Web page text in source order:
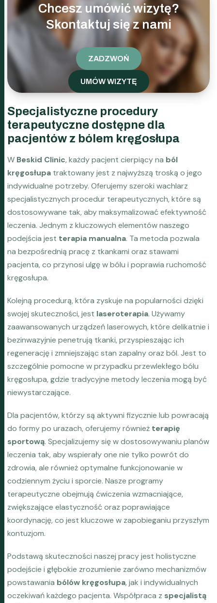
Chcesz umówić wizytę?
Skontaktuj się z nami
ZADZWOŃ
UMÓW WIZYTĘ
Specjalistyczne procedury
terapeutyczne dostępne dla
pacjentów z bólem kręgosłupa
W Beskid Clinic, każdy pacjent cierpiący na ból
kręgosłupa traktowany jest z najwyższą troską o jego
indywidualne potrzeby. Oferujemy szeroki wachlarz
specjalistycznych procedur terapeutycznych, które są
dostosowywane tak, aby maksymalizować efektywność
leczenia. Jednym z kluczowych elementów naszego
podejścia jest terapia manualna. Ta metoda pozwala
na bezpośrednią pracę z tkankami oraz stawami
pacjenta, co przynosi ulgę w bólu i poprawia ruchomość
kręgosłupa.
Kolejną procedurą, która zyskuje na popularności dzięki
swojej skuteczności, jest laseroterapia. Używamy
zaawansowanych urządzeń laserowych, które delikatnie i
bezinwazyjnie penetrują tkanki, przyspieszając ich
regenerację i zmniejszając stan zapalny oraz ból. Jest to
szczególnie pomocne w przypadku przewlekłego bólu
kręgosłupa, gdzie tradycyjne metody leczenia mogą być
niewystarczające.
Dla pacjentów, którzy są aktywni fizycznie lub powracają
do formy po urazach, oferujemy również terapię
sportową. Specjalizujemy się w dostosowywaniu planów
leczenia tak, aby wspierały one nie tylko powrót do
zdrowia, ale również optymalne funkcjonowanie w
codziennym życiu i sporcie. Nasze programy
terapeutyczne obejmują ćwiczenia wzmacniające,
zwiększające elastyczność oraz poprawiające
koordynację, co jest kluczowe w zapobieganiu przyszłym
kontuzjom.
Podstawą skuteczności naszej pracy jest holistyczne
podejście i głębokie zrozumienie zarówno mechanizmów
powstawania bólów kręgosłupa, jak i indywidualnych
oczekiwań każdego pacjenta. Współpraca z specjalistą